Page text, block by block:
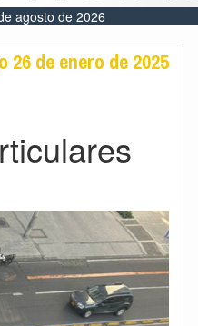
agosto de 2026
26 de enero de 2025